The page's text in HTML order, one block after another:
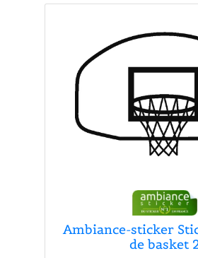
Ambiance-sticker
de basket